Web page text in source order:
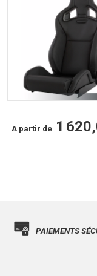
A partir de 1
PAIEMENTS